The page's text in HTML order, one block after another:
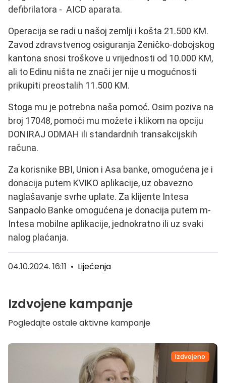
defibrilatora - AICD aparata.
Operacija se radi u našoj zemlji i košta 21.500 KM.
Zavod zdravstvenog osiguranja Zeničko-dobojskog
kantona snosi troškove u vrijednosti od 10.000 KM,
ali to Edinu ništa ne znači jer nije u mogućnosti
prikupiti preostalih 11.500 KM.
Stoga mu je potrebna naša pomoć. Osim poziva na
broj 17048, pomoći mu možete i klikom na opciju
DONIRAJ ODMAH ili standardnih transakcijskih
računa.
Za korisnike BBI, Union i Asa banke, omogućena je i
donacija putem KVIKO aplikacije, uz obavezno
naglašavanje svrhe uplate. Za klijente Intesa
Sanpaolo Banke omogućena je donacija putem m-
Intesa mobilne aplikacije, jednokratno ili uz svaki
nalog plaćanja.
04.10.2024. 16:11 • Liječenja
Izdvojene kampanje
Pogledajte ostale aktivne kampanje
Izdvojeno